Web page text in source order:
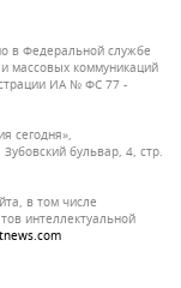
в Федеральной службе
массовых коммуникаций
ИА № ФС 77 -
сегодня»,
бульвар, 4, стр.
в том числе
интеллектуальной